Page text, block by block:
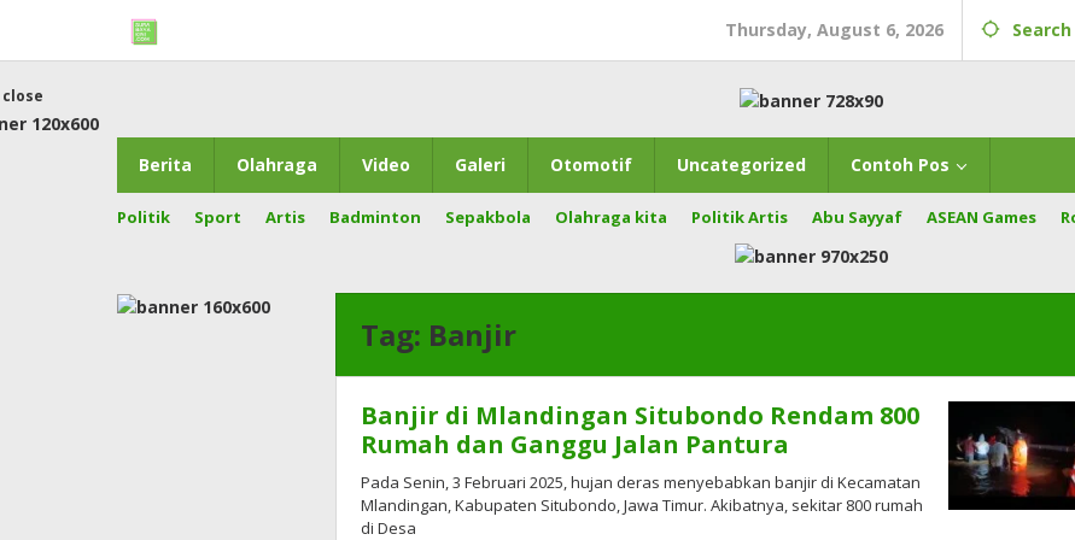
content
Thursday, August 6, 2026 Search
Berita Olahraga Video Galeri Otomotif Uncategorized Contoh Pos
Politik Sport Artis Badminton Sepakbola Olahraga kita Politik Artis Abu Sayyaf ASEAN Games
close
Tag: Banjir
Banjir di Mlandingan Situbondo Rendam 800
Rumah dan Ganggu Jalan Pantura
Pada Senin, 3 Februari 2025, hujan deras menyebabkan banjir di Kecamatan
Mlandingan, Kabupaten Situbondo, Jawa Timur. Akibatnya, sekitar 800 rumah
di Desa